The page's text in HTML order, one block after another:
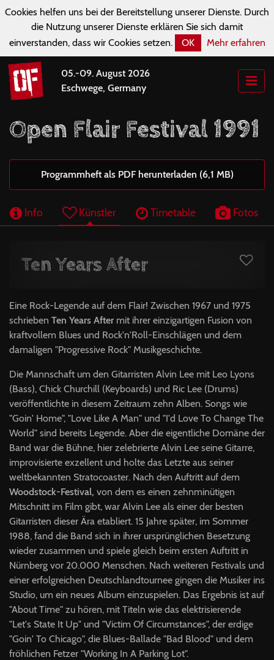
Cookies helfen uns bei der Bereitstellung unserer Dienste. Durch
die Nutzung unserer Dienste erklären Sie sich damit
einverstanden, dass wir Cookies setzen.
OK Mehr erfahren
05.-09. August 2026
Eschwege, Germany
Open Flair Festival 1991
Programmheft als PDF herunterladen (6,1 MB)
Info Künstler Timetable Fotos
Ten Years After
Eine Rock-Legende auf dem Flair! Zwischen 1967 und 1975
schrieben Ten Years After mit ihrer einzigartigen Fusion von
kraftvollem Blues und Rock'n'Roll-Einschlägen und dem
damaligen "Progressive Rock" Musikgeschichte.
Die Mannschaft um den Gitarristen Alvin Lee mit Leo Lyons
(Bass), Chick Churchill (Keyboards) und Ric Lee (Drums)
veröffentlichte in diesem Zeitraum zehn Alben. Songs wie
"Goin' Home", "Love Like A Man" und "I'd Love To Change The
World" sind bereits Legende. Aber die eigentliche Domäne der
Band war die Bühne, hier zelebrierte Alvin Lee seine Gitarre,
improvisierte exzellent und holte das Letzte aus seiner
weltbekannten Stratocoaster. Nach den Auftritt auf dem
Woodstock-Festival, von dem es einen zehnminütigen
Mitschnitt im Film gibt, war Alvin Lee als einer der besten
Gitarristen dieser Ära etabliert. 15 Jahre später, im Sommer
1988, fand die Band sich in ihrer ursprünglichen Besetzung
wieder zusammen und spiele gleich beim ersten Auftritt in
Nürnberg vor 20.000 Menschen. Nach weiteren Festivals und
einer erfolgreichen Deutschlandtournee gingen die Musiker ins
Studio, um ein neues Album einzuspielen. Das Ergebnis ist auf
"About Time" zu hören, mit Titeln wie das elektrisierende
"Let's State It Up" und "Victim Of Circumstances", der erdige
"Goin' To Chicago", die Blues-Ballade "Bad Blood" und dem
fröhlichen Fetzer "Working In A Parking Lot".